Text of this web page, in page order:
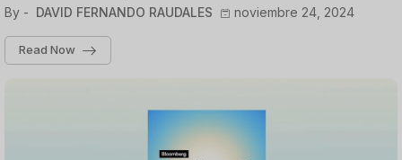
By - DAVID FERNANDO RAUDALES noviembre 24, 2024
Read Now